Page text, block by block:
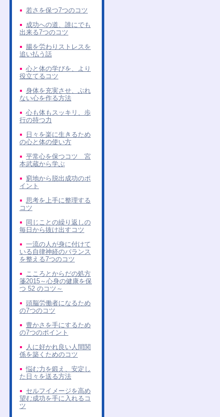
若さを保つ7つのコツ
成功への道、誰にでも
出来る7つのコツ
腸を労わりストレスを
追い払う話
心と体の学びを、より
役立てるコツ
身体を充実させ、ぶれ
ない心を作る方法
心も体もスッキリ、歩
行の持つ力
日々を楽に生きるため
の心と体の使い方
平常心を保つコツ 宮
本武蔵から学ぶ
窮地から脱出成功のポ
イント
思考を上手に整理する
コツ
同じことの繰り返しの
毎日から抜け出すコツ
一流の人が身に付けて
いる自律神経のバランス
を整える7つのコツ
こころとからだの処方
箋2015～心身の健康を保
つ 52 のコツ～
頭脳労働者になるため
の7つのコツ
豊かさを手にするため
の7つのポイント
人に好かれ良い人間関
係を築くためのコツ
悩む力を鍛え、安定し
た日々を送る方法
セルフイメージを高め
望む成功を手に入れるコ
ツ